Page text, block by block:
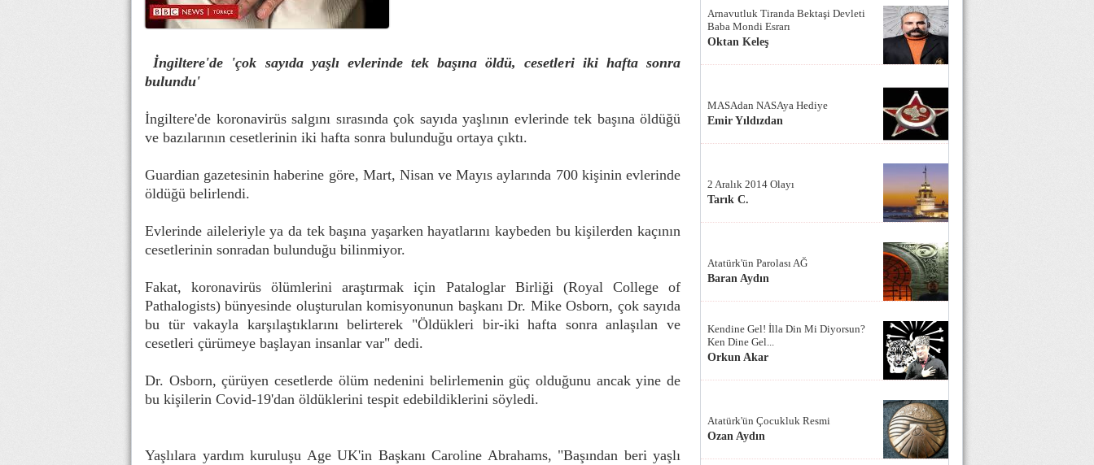
İngiltere'de 'çok sayıda yaşlı evlerinde tek başına öldü, cesetleri iki hafta sonra
bulundu'
İngiltere'de koronavirüs salgını sırasında çok sayıda yaşlının evlerinde tek başına öldüğü
ve bazılarının cesetlerinin iki hafta sonra bulunduğu ortaya çıktı.
Guardian gazetesinin haberine göre, Mart, Nisan ve Mayıs aylarında 700 kişinin evlerinde
öldüğü belirlendi.
Evlerinde aileleriyle ya da tek başına yaşarken hayatlarını kaybeden bu kişilerden kaçının
cesetlerinin sonradan bulunduğu bilinmiyor.
Fakat, koronavirüs ölümlerini araştırmak için Pataloglar Birliği (Royal College of
Pathalogists) bünyesinde oluşturulan komisyonunun başkanı Dr. Mike Osborn, çok sayıda
bu tür vakayla karşılaştıklarını belirterek "Öldükleri bir-iki hafta sonra anlaşılan ve
cesetleri çürümeye başlayan insanlar var" dedi.
Dr. Osborn, çürüyen cesetlerde ölüm nedenini belirlemenin güç olduğunu ancak yine de
bu kişilerin Covid-19'dan öldüklerini tespit edebildiklerini söyledi.
Yaşlılara yardım kuruluşu Age UK'in Başkanı Caroline Abrahams, "Başından beri yaşlı
Arnavutluk Tiranda Bektaşi Devleti
Baba Mondi Esrarı
Oktan Keleş
MASAdan NASAya Hediye
Emir Yıldızdan
2 Aralık 2014 Olayı
Tarık C.
Atatürk'ün Parolası AĞ
Baran Aydın
Kendine Gel! İlla Din Mi Diyorsun?
Ken Dine Gel...
Orkun Akar
Atatürk'ün Çocukluk Resmi
Ozan Aydın